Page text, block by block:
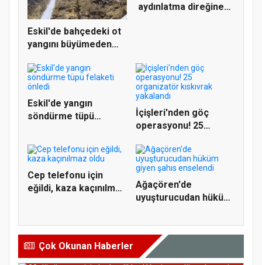
Eskil'de bahçedeki ot
yangını büyümeden
aydınlatma direğine
Eskil'de yangın
söndürme tüpü
İçişleri'nden göç
operasyonu! 25
Cep telefonu için
eğildi, kaza kaçınılmaz
Ağaçören'de
uyuşturucudan hüküm
Çok Okunan Haberler